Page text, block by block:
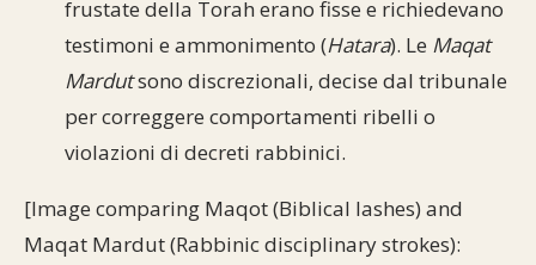
frustate della Torah erano fisse e richiedevano
testimoni e ammonimento (Hatara). Le Maqat
Mardutsono discrezionali, decise dal tribunale
per correggere comportamenti ribelli o
violazioni di decreti rabbinici.
[Image comparing Maqot (Biblical lashes) and
Maqat Mardut (Rabbinic disciplinary strokes):